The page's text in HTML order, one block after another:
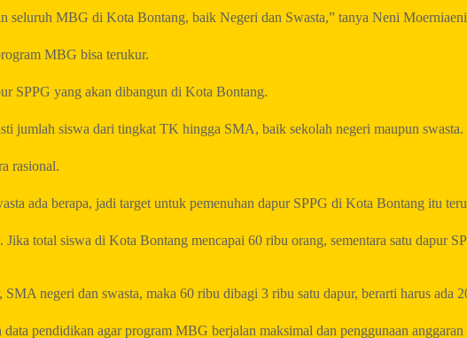
seluruh MBG di Kota Bontang, baik Negeri dan Swasta,” tanya Neni
MBG bisa terukur.
SPPG yang akan dibangun di Kota Bontang.
jumlah siswa dari tingkat TK hingga SMA, baik sekolah negeri maupun swasta.
rasional.
ada berapa, jadi target untuk pemenuhan dapur SPPG di Kota Bontang itu
total siswa di Kota Bontang mencapai 60 ribu orang, sementara satu dapur
negeri dan swasta, maka 60 ribu dibagi 3 ribu satu dapur, berarti harus ada
pendidikan agar program MBG berjalan maksimal dan penggunaan anggaran